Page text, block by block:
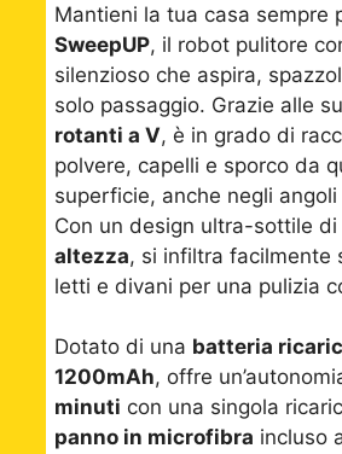
Mantieni la tua casa sempre
SweepUP, il robot pulitore
silenzioso che aspira,
solo passaggio. Grazie alle
rotanti a V, è in grado di
polvere, capelli e sporco da
superficie, anche negli
Con un design ultra-sottile di
altezza, si infiltra facilmente
letti e divani per una pulizia
Dotato di una batteria
1200mAh, offre
minuti con una singola
panno in microfibra incluso